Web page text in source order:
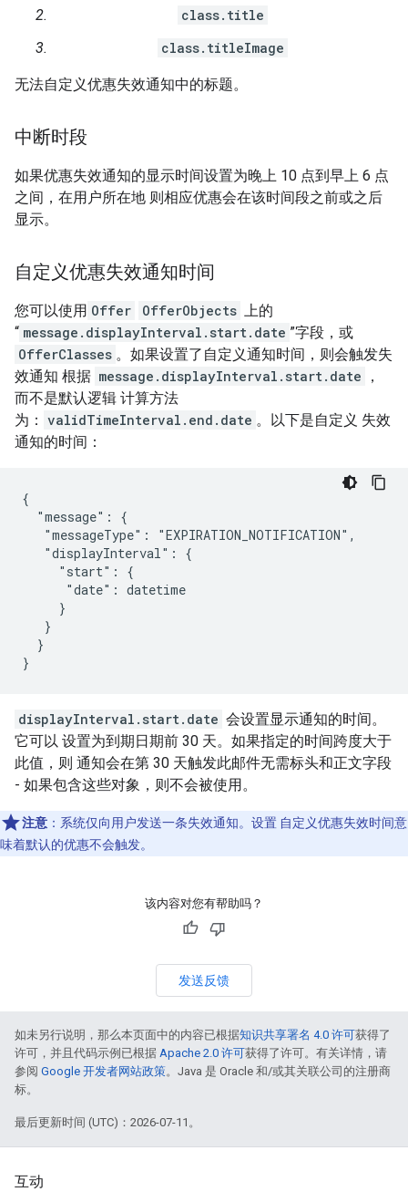
class.title
class.titleImage
无法自定义优惠失效通知中的标题。
中断时段
如果优惠失效通知的显示时间设置为晚上 10 点到早上 6 点
之间，在用户所在地 则相应优惠会在该时间段之前或之后
显示。
自定义优惠失效通知时间
您可以使用 Offer OfferObjects
上的
“ message.displayInterval.start.date ”字段，或
OfferClasses 。如果设置了自定义通知时间，则会触发失
效通知 根据 message.displayInterval.start.date
，
而不是默认逻辑 计算方法
为： validTimeInterval.end.date 。以下是自定义 失效
通知的时间：
{
  "message": {
   "messageType": "EXPIRATION_NOTIFICATION",
   "displayInterval": {
     "start": {
      "date": datetime
     }
   }
  }
}
displayInterval.start.date 会设置显示通知的时间。
它可以 设置为到期日期前 30 天。如果指定的时间跨度大于
此值，则 通知会在第 30 天触发此邮件无需标头和正文字段
- 如果包含这些对象，则不会被使用。
注意 ：系统仅向用户发送一条失效通知。设置 自定义优惠失效时间意
味着默认的优惠不会触发。
该内容对您有帮助吗？
发送反馈
如未另行说明，那么本页面中的内容已根据知识共享署名 4.0 许可获得了
许可，并且代码示例已根据 Apache 2.0 许可获得了许可。有关详情，请
参阅 Google 开发者网站政策。Java 是 Oracle 和/或其关联公司的注册商
标。
最后更新时间 (UTC)：2026-07-11。
互动